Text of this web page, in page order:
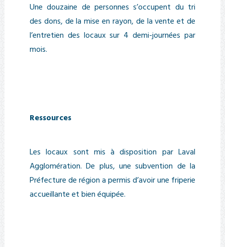
Une douzaine de personnes s’occupent du tri
des dons, de la mise en rayon, de la vente et de
l’entretien des locaux sur 4 demi-journées par
mois.
Ressources
Les locaux sont mis à disposition par Laval
Agglomération. De plus, une subvention de la
Préfecture de région a permis d’avoir une friperie
accueillante et bien équipée.